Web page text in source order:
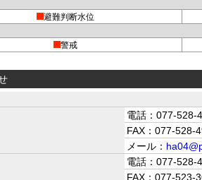
避難判断水位
警戒
電話：077-528-
FAX：077-528-
メール：
電話：077-528-
FAX：077-523-